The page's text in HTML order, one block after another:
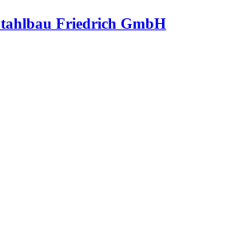
Friedrich GmbH